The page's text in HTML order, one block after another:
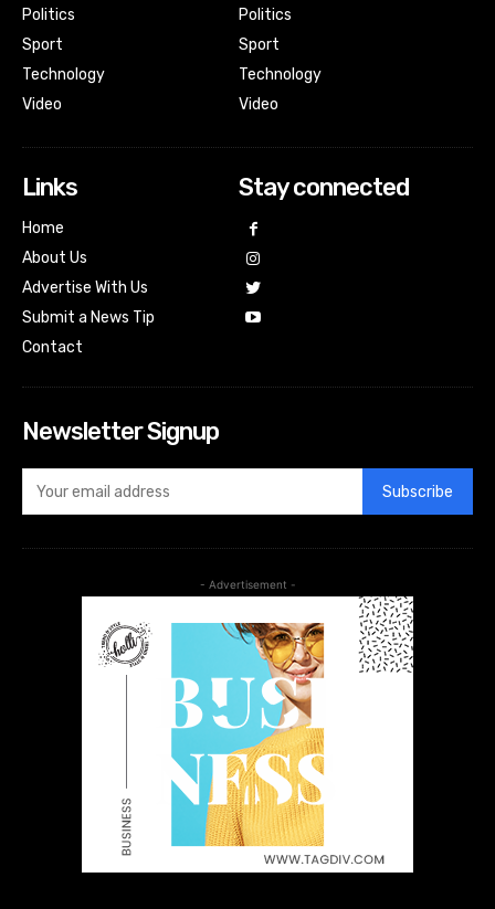
Politics
Sport
Technology
Video
Politics
Sport
Technology
Video
Links
Home
About Us
Advertise With Us
Submit a News Tip
Contact
Stay connected
Newsletter Signup
Subscribe
- Advertisement -